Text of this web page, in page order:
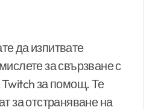
да изпитвате
за свързване с
за помощ. Те
за отстраняване на